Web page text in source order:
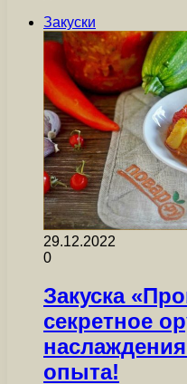
Закуски
29.12.2022
0
Закуска
секретное
опыта!